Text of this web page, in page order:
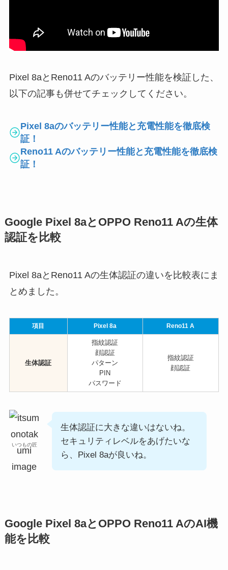
Pixel 8aとReno11 Aのバッテリー性能を検証した、
以下の記事も併せてチェックしてください。
Pixel 8aのバッテリー性能と充電性能を徹底検
証！
Reno11 Aのバッテリー性能と充電性能を徹底検
証！
Google Pixel 8aとOPPO Reno11 Aの生体
認証を比較
Pixel 8aとReno11 Aの生体認証の違いを比較表にま
とめました。
項目 Pixel 8a Reno11 A
生体認証
指紋認証
顔認証
パターン
PIN
パスワード
指紋認証
顔認証
いつもの匠
生体認証に大きな違いはないね。
セキュリティレベルをあげたいな
ら、Pixel 8aが良いね。
Google Pixel 8aとOPPO Reno11 AのAI機
能を比較